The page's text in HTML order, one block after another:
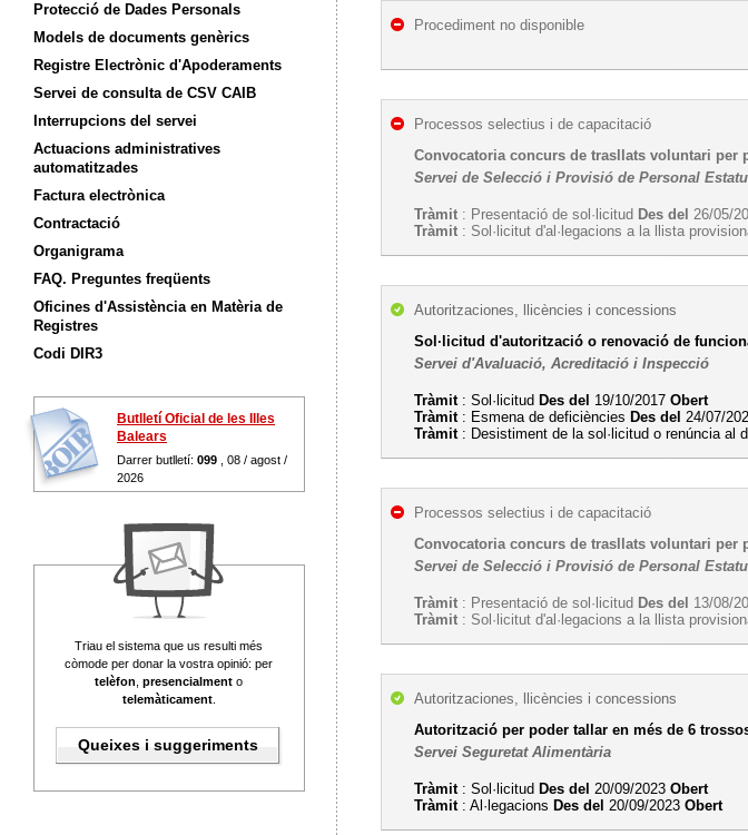
Procediment no disponible
Processos selectius i de capacitació
Convocatoria concurs de trasllats voluntari
Servei de Selecció i Provisió de Personal
Tràmit : Presentació de sol·licitud Des del 26/05/
Tràmit : Sol·licitut d'al·legacions a la llista
Autoritzaciones, llicències i concessions
Sol·licitud d'autorització o renovació de
Servei d'Avaluació, Acreditació i Inspecció
Tràmit: Sol·licitud Des del 19/10/2017Obert
Tràmit: Esmena de deficiències Des del 24/07/
Tràmit: Desistiment de la sol·licitud o renúncia al
Processos selectius i de capacitació
Convocatoria concurs de trasllats voluntari per
Servei de Selecció i Provisió de Personal
Tràmit : Presentació de sol·licitud Des del 13/08/
Tràmit : Sol·licitut d'al·legacions a la llista
Autoritzaciones, llicències i concessions
Autorització per poder tallar en més de 6
Servei Seguretat Alimentària
Tràmit: Sol·licitud Des del 20/09/2023Obert
Tràmit: Al·legacions Des del 20/09/2023Obert
Protecció de Dades Personals
Models de documents genèrics
Registre Electrònic d'Apoderaments
Servei de consulta de CSV CAIB
Interrupcions del servei
Actuacions administratives
automatitzades
Factura electrònica
Contractació
Organigrama
FAQ. Preguntes freqüents
Oficines d'Assistència en Matèria de
Registres
Codi DIR3
Butlletí Oficial de les Illes
Balears
Darrer butlletí:099 , 08 / agost /
2026
Triau el sistema que us resulti més
còmode per donar la vostra opinió: per
telèfon ,presencialment o
telemàticament.
Queixes i suggeriments